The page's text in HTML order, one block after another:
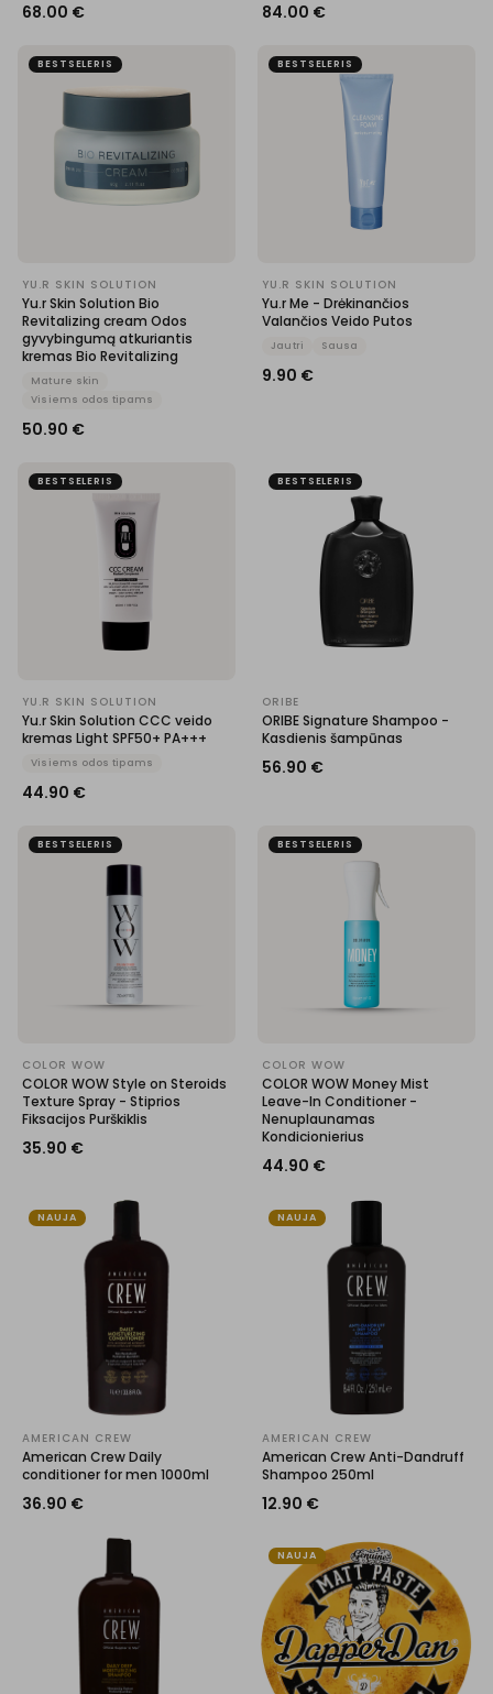
68.00 € 84.00 €
BESTSELERIS
YU.R SKIN SOLUTION
Yu.r Skin Solution Bio
Revitalizing cream Odos
gyvybingumą atkuriantis
kremas Bio Revitalizing
Mature skin
Visiems odos tipams
50.90 €
BESTSELERIS
YU.R SKIN SOLUTION
Yu.r Me - Drėkinančios
Valančios Veido Putos
Jautri Sausa
9.90 €
BESTSELERIS
YU.R SKIN SOLUTION
Yu.r Skin Solution CCC veido
kremas Light SPF50+ PA+++
Visiems odos tipams
44.90 €
BESTSELERIS
ORIBE
ORIBE Signature Shampoo -
Kasdienis šampūnas
56.90 €
BESTSELERIS
COLOR WOW
COLOR WOW Style on Steroids
Texture Spray - Stiprios
Fiksacijos Purškiklis
35.90 €
BESTSELERIS
COLOR WOW
COLOR WOW Money Mist
Leave-In Conditioner -
Nenuplaunamas
Kondicionierius
44.90 €
NAUJA
AMERICAN CREW
American Crew Daily
conditioner for men 1000ml
36.90 €
NAUJA
AMERICAN CREW
American Crew Anti-Dandruff
Shampoo 250ml
12.90 €
NAUJA